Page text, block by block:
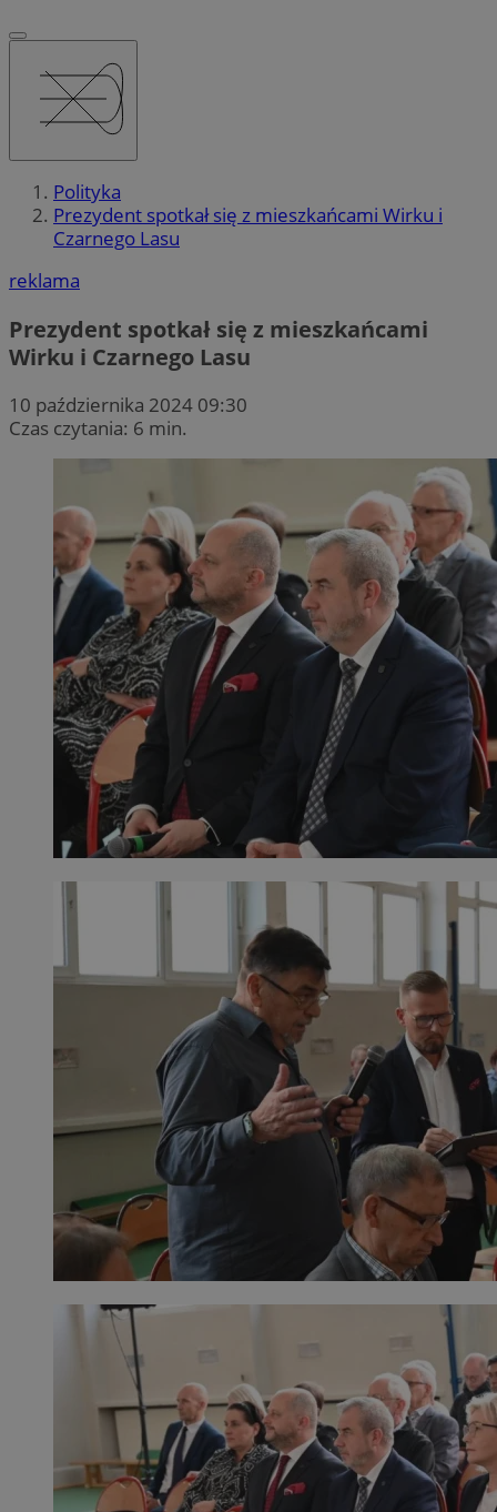
Polityka
Prezydent spotkał się z mieszkańcami Wirku i
Czarnego Lasu
reklama
Prezydent spotkał się z mieszkańcami
Wirku i Czarnego Lasu
10 października 2024 09:30
Czas czytania: 6 min.